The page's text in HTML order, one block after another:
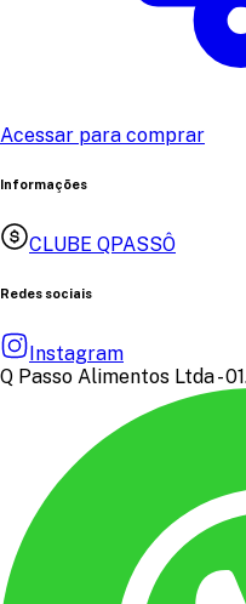
Acessar para comprar
Informações
CLUBE QPASSÔ
Redes sociais
Instagram
Q Passo Alimentos Ltda -